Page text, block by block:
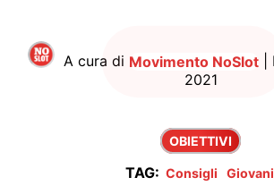
A cura di Movimento NoSlot|
2021
OBIETTIVI
TAG: Consigli Giovani